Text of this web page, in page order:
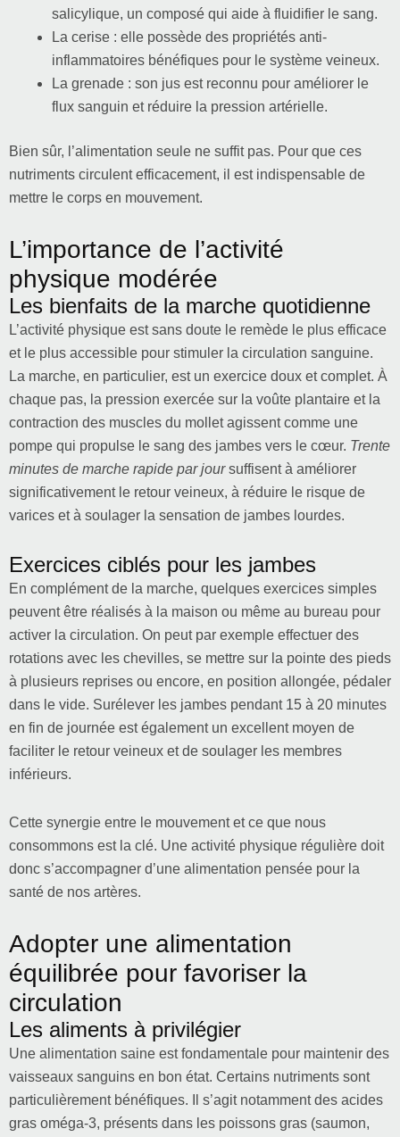
salicylique, un composé qui aide à fluidifier le sang.
La cerise : elle possède des propriétés anti-
inflammatoires bénéfiques pour le système veineux.
La grenade : son jus est reconnu pour améliorer le
flux sanguin et réduire la pression artérielle.
Bien sûr, l’alimentation seule ne suffit pas. Pour que ces
nutriments circulent efficacement, il est indispensable de
mettre le corps en mouvement.
L’importance de l’activité
physique modérée
Les bienfaits de la marche quotidienne
L’activité physique est sans doute le remède le plus efficace
et le plus accessible pour stimuler la circulation sanguine.
La marche, en particulier, est un exercice doux et complet. À
chaque pas, la pression exercée sur la voûte plantaire et la
contraction des muscles du mollet agissent comme une
pompe qui propulse le sang des jambes vers le cœur. Trente
minutes de marche rapide par joursuffisent à améliorer
significativement le retour veineux, à réduire le risque de
varices et à soulager la sensation de jambes lourdes.
Exercices ciblés pour les jambes
En complément de la marche, quelques exercices simples
peuvent être réalisés à la maison ou même au bureau pour
activer la circulation. On peut par exemple effectuer des
rotations avec les chevilles, se mettre sur la pointe des pieds
à plusieurs reprises ou encore, en position allongée, pédaler
dans le vide. Surélever les jambes pendant 15 à 20 minutes
en fin de journée est également un excellent moyen de
faciliter le retour veineux et de soulager les membres
inférieurs.
Cette synergie entre le mouvement et ce que nous
consommons est la clé. Une activité physique régulière doit
donc s’accompagner d’une alimentation pensée pour la
santé de nos artères.
Adopter une alimentation
équilibrée pour favoriser la
circulation
Les aliments à privilégier
Une alimentation saine est fondamentale pour maintenir des
vaisseaux sanguins en bon état. Certains nutriments sont
particulièrement bénéfiques. Il s’agit notamment des acides
gras oméga-3, présents dans les poissons gras (saumon,